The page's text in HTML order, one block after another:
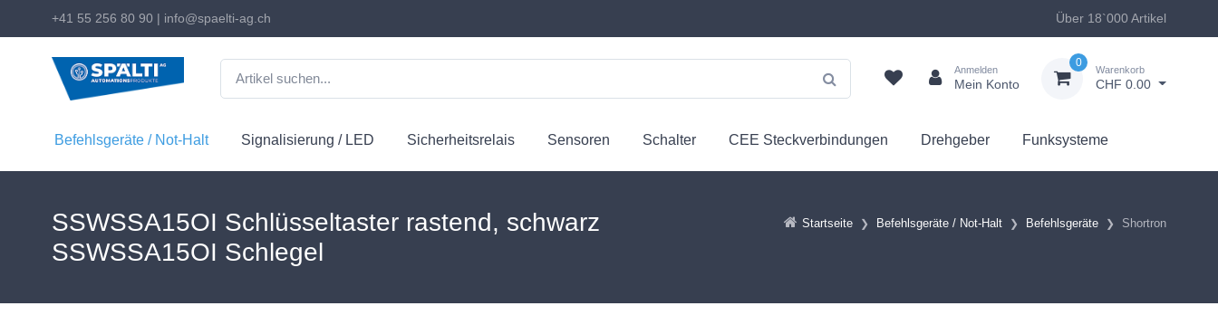
+41 55 256 80 90 | info@spaelti-ag.ch Über 18`000 Artikel
Anmelden
Mein Konto
0
Warenkorb
CHF 0.00
Befehlsgeräte / Not-Halt Signalisierung / LED Sicherheitsrelais Sensoren Schalter CEE Steckverbindungen Drehgeber Funksysteme
Startseite Befehlsgeräte / Not-Halt Befehlsgeräte Shortron
SSWSSA15OI Schlüsseltaster rastend, schwarz
SSWSSA15OI Schlegel